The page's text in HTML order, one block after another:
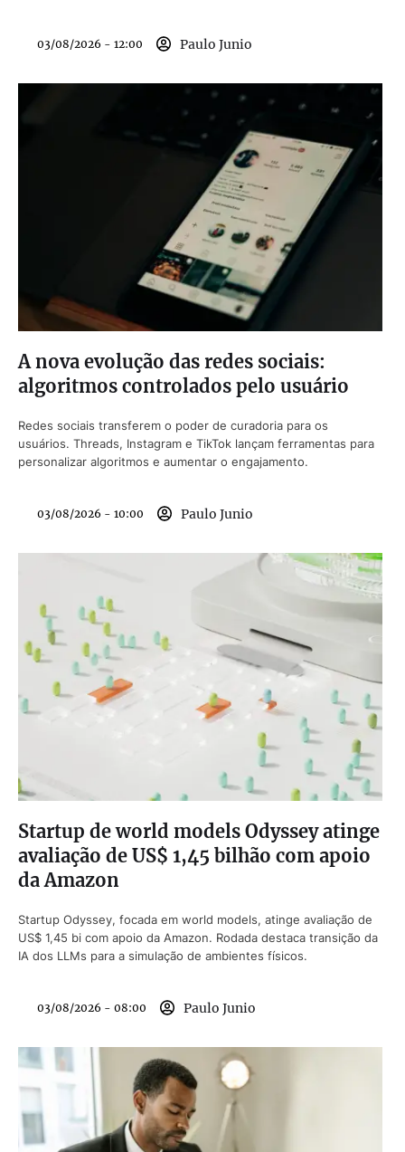
03/08/2026 - 12:00 Paulo Junio
A nova evolução das redes sociais:
algoritmos controlados pelo usuário
Redes sociais transferem o poder de curadoria para os
usuários. Threads, Instagram e TikTok lançam ferramentas para
personalizar algoritmos e aumentar o engajamento.
03/08/2026 - 10:00 Paulo Junio
Startup de world models Odyssey atinge
avaliação de US$ 1,45 bilhão com apoio
da Amazon
Startup Odyssey, focada em world models, atinge avaliação de
US$ 1,45 bi com apoio da Amazon. Rodada destaca transição da
IA dos LLMs para a simulação de ambientes físicos.
03/08/2026 - 08:00 Paulo Junio